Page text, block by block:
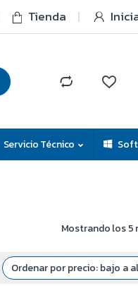
Tienda
Servicio Técnico
Mostrando los 5